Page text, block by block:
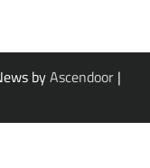
byAscendoor |